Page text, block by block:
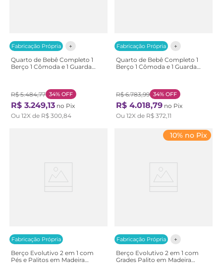
Fabricação Própria
Quarto de Bebê Completo 1
Berço 1 Cômoda e 1 Guarda
OffWhite/Mel
R$ 5.484,77 34% OFF
R$ 3.249,13 no Pix
Ou 12X de R$ 300,84
Fabricação Própria
Quarto de Bebê Completo 1
Berço 1 Cômoda e 1 Guarda
OffWhite/Mel
R$ 6.783,99 34% OFF
R$ 4.018,79 no Pix
Ou 12X de R$ 372,11
Fabricação Própria
Berço Evolutivo 2 em 1 com
Pés e Palitos em Madeira
Fabricação Própria
10% no Pix
Berço Evolutivo 2 em 1 com
Grades Palito em Madeira